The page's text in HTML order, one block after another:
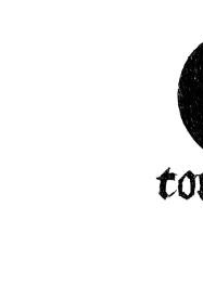
Skip to main content